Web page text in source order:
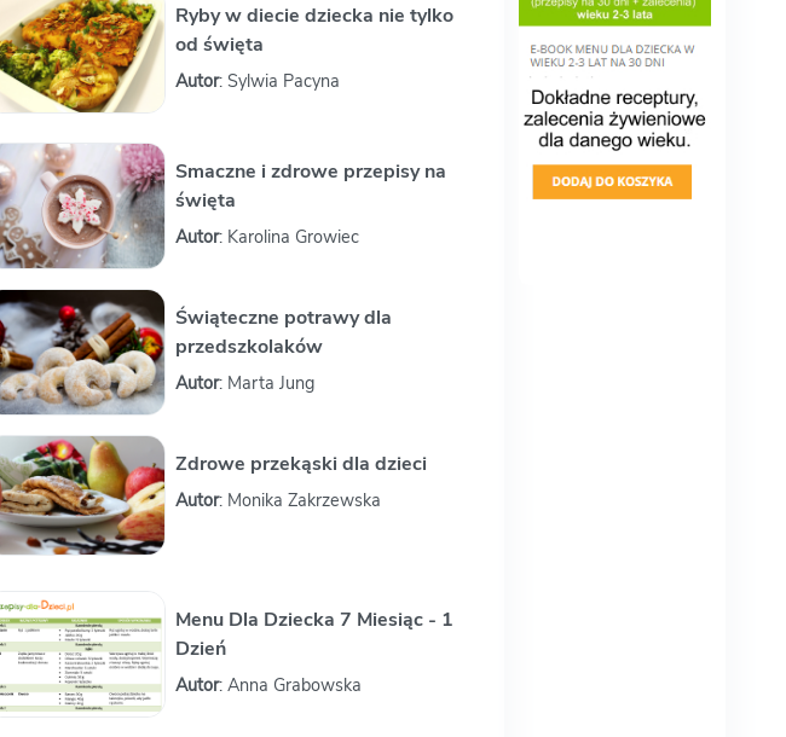
Ryby w diecie dziecka nie tylko
od święta
Autor: Sylwia Pacyna
Smaczne i zdrowe przepisy na
święta
Autor: Karolina Growiec
Świąteczne potrawy dla
przedszkolaków
Autor: Marta Jung
Zdrowe przekąski dla dzieci
Autor: Monika Zakrzewska
Menu Dla Dziecka 7 Miesiąc - 1
Dzień
Autor: Anna Grabowska